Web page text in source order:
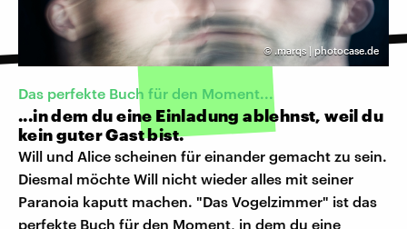
© .marqs | photocase.de
Das perfekte Buch für den Moment...
...in dem du eine Einladung ablehnst, weil du
kein guter Gast bist.
Will und Alice scheinen für einander gemacht zu sein.
Diesmal möchte Will nicht wieder alles mit seiner
Paranoia kaputt machen. "Das Vogelzimmer" ist das
perfekte Buch für den Moment, in dem du eine